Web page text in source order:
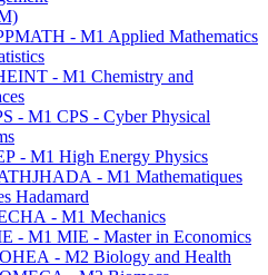
- M1 Applied Mathematics
- M1 Chemistry and
- M1 CPS - Cyber Physical
- M1 High Energy Physics
- M1 Mathematiques
Hadamard
- M1 Mechanics
- M1 MIE - Master in Economics
- M2 Biology and Health